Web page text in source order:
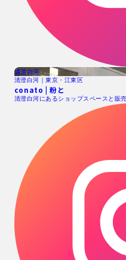
清澄白河
清澄白河｜東京・江東区
conato | 粉と
清澄白河にあるショップスペースと販